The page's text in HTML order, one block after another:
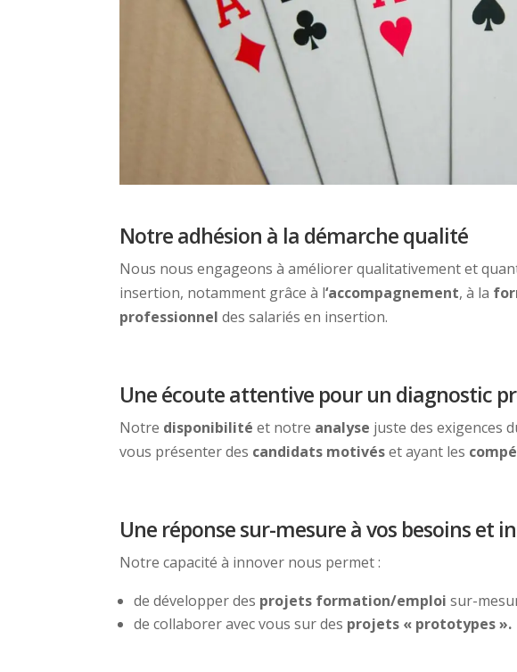
Notre adhésion à la démarche qualité
Nous nous engageons à améliorer qualitativement et
insertion, notamment grâce à l‘accompagnement, à la
professionnel des salariés en insertion.
Une écoute attentive pour un diagnostic
Notre disponibilité et notre analyse juste des exigences
vous présenter des candidats motivéset ayant les
Une réponse sur-mesure à vos besoins et
Notre capacité à innover nous permet :
de développer des projets formation/emploi sur-
de collaborer avec vous sur des projets « prototypes ».